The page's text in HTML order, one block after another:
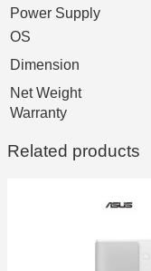
Power Supply
OS
Dimension
Net Weight
Warranty
Related products